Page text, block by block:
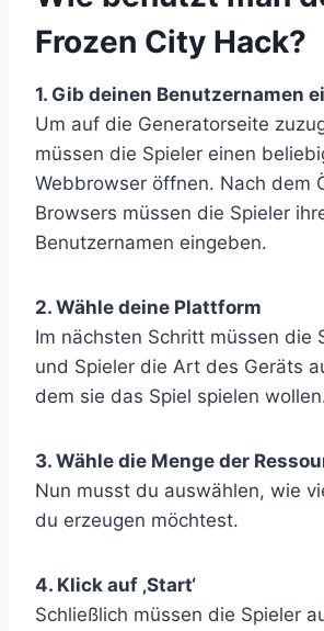
Frozen City Hack?
1. Gib deinen Benutzernamen
Um auf die Generatorseite
müssen die Spieler einen
Webbrowser öffnen. Nach dem
Browsers müssen die Spieler
Benutzernamen eingeben.
2. Wähle deine Plattform
Im nächsten Schritt müssen die
und Spieler die Art des Geräts
dem sie das Spiel spielen
3. Wähle die Menge der
Nun musst du auswählen, wie
du erzeugen möchtest.
4. Klick auf ‚Start‘
Schließlich müssen die Spieler